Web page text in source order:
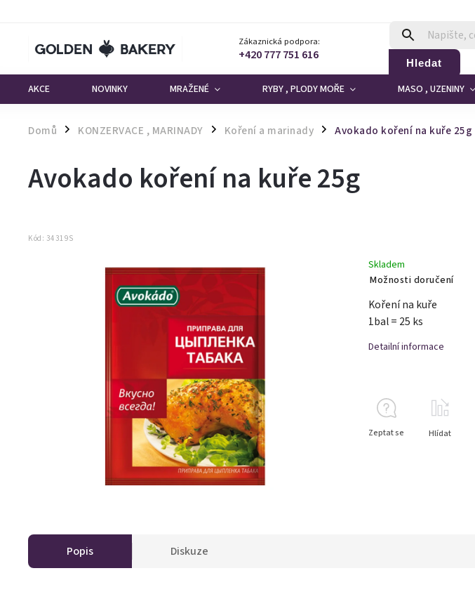
Zákaznická podpora:
+420 777 751 616 Hledat
AKCE NOVINKY MRAŽENÉ RYBY , PLODY MOŘE MASO , UZENINY
Domů / KONZERVACE , MARINADY / Koření a marinady / Avokado koření na kuře 25g
Avokado koření na kuře 25g
Kód: 34319S
Skladem
Možnosti doručení
Koření na kuře
1bal = 25 ks
Detailní informace
Zeptat se Hlídat
Popis Diskuze